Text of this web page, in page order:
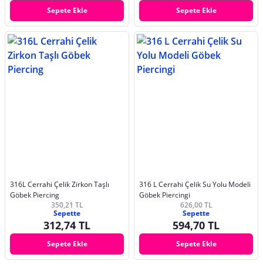
Sepete Ekle Sepete Ekle
316L Cerrahi Çelik Zirkon Taşlı
Göbek Piercing
350,21 TL
Sepette
312,74 TL
Sepete Ekle
316 L Cerrahi Çelik Su Yolu Modeli
Göbek Piercingi
626,00 TL
Sepette
594,70 TL
Sepete Ekle